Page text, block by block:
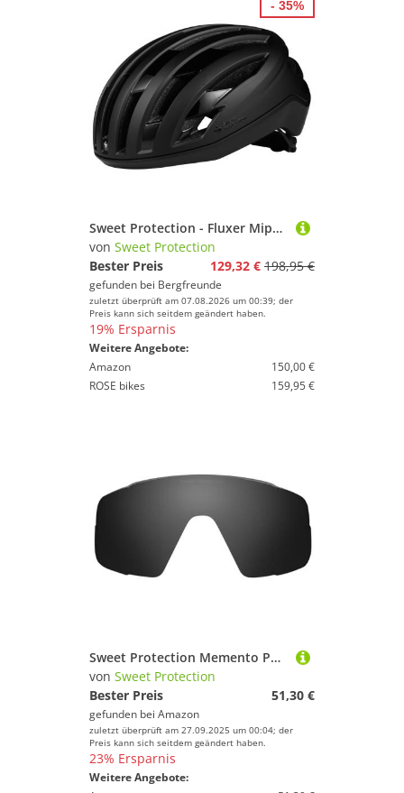
Sweet Protection - Fluxer Mips Helmet - Radhelm Gr 56-59 cm - M/L schwarz
von Sweet Protection
Bester Preis
129,32 € 198,95 €
gefunden bei Bergfreunde
zuletzt überprüft am 07.08.2026 um 00:39; der
Preis kann sich seitdem geändert haben.
19% Ersparnis
Weitere Angebote:
Amazon
150,00 €
ROSE bikes
159,95 €
- 35%
Sweet Protection Memento Polarized Lens
von Sweet Protection
Bester Preis
51,30 €
gefunden bei Amazon
zuletzt überprüft am 27.09.2025 um 00:04; der
Preis kann sich seitdem geändert haben.
23% Ersparnis
Weitere Angebote: